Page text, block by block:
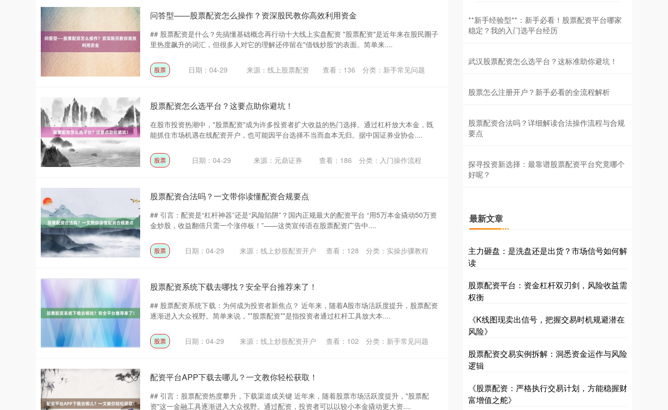
问答型——股票配资怎么操作？资深股民教你高效利用资金
## 股票配资是什么？先搞懂基础概念再行动十大线上实盘配资 "股票配资"是近年来在股民圈子
里热度飙升的词汇，但很多人对它的理解还停留在"借钱炒股"的表面。简单来....
股票 日期：04-29 来源：线上股票配资 查看： 136 分类： 新手常见问题
股票配资怎么选平台？这要点助你避坑！
在股市投资热潮中，"股票配资"成为许多投资者扩大收益的热门选择。通过杠杆放大本金，既
能抓住市场机遇在线配资开户，也可能因平台选择不当而血本无归。据中国证券业协会....
股票 日期：04-29 来源：元鼎证券 查看： 186 分类： 入门操作流程
股票配资合法吗？一文带你读懂配资合规要点
## 引言：配资是“杠杆神器”还是“风险陷阱”？国内正规最大的配资平台 “用5万本金撬动50万资
金炒股，收益翻倍只需一个涨停板！”——这类宣传语在股票配资广告中....
股票 日期：04-29 来源：线上炒股配资开户 查看： 128 分类： 实操步骤教程
股票配资系统下载去哪找？安全平台推荐来了！
## 股票配资系统下载：为何成为投资者新焦点？ 近年来，随着A股市场活跃度提升，股票配资
逐渐进入大众视野。简单来说，**股票配资**是指投资者通过杠杆工具放大本....
股票 日期：04-29 来源：线上炒股配资开户 查看： 102 分类： 新手常见问题
配资平台APP下载去哪儿？一文教你轻松获取！
## 引言：股票配资热度攀升，下载渠道成关键 近年来，随着股票市场活跃度提升，"股票配
资"这一金融工具逐渐进入大众视野。通过配资，投资者可以以较小本金撬动更大资....
**新手经验型**：新手必看！股票配资平台哪家
稳定？我的入门选平台经历
武汉股票配资怎么选平台？这标准助你避坑！
股票怎么注册开户？新手必看的全流程解析
股票配资合法吗？详细解读合法操作流程与合规
要点
探寻投资新选择：最靠谱股票配资平台究竟哪个
好呢？
最新文章
主力砸盘：是洗盘还是出货？市场信号如何解
读
股票配资平台：资金杠杆双刃剑，风险收益需
权衡
《K线图现卖出信号，把握交易时机规避潜在
风险》
股票配资交易实例拆解：洞悉资金运作与风险
逻辑
《股票配资：严格执行交易计划，方能稳握财
富增值之舵》